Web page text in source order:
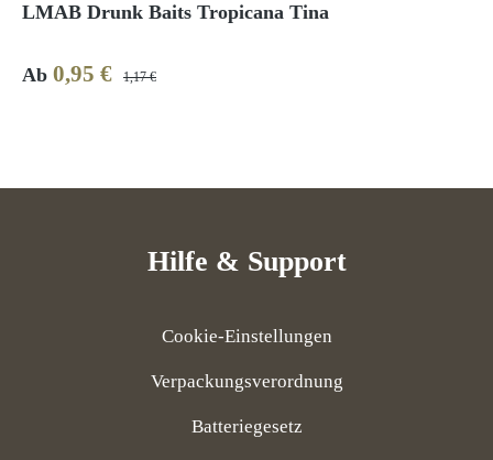
LMAB Drunk Baits Tropicana Tina
Verkaufspreis:
Ab 0,95 € Regulärer Preis:
1,17 €
Hilfe & Support
Cookie-Einstellungen
Verpackungsverordnung
Batteriegesetz